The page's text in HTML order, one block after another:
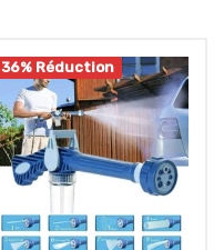
36% Réduction